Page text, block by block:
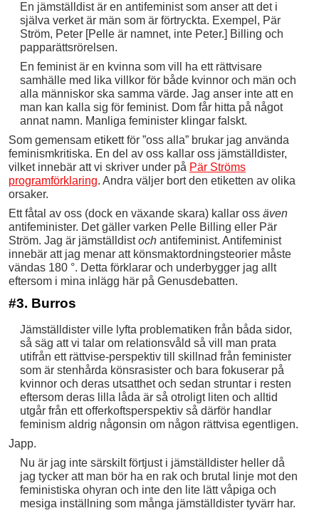
En jämställdist är en antifeminist som anser att det i
själva verket är män som är förtryckta. Exempel, Pär
Ström, Peter [Pelle är namnet, inte Peter.] Billing och
papparättsrörelsen.
En feminist är en kvinna som vill ha ett rättvisare
samhälle med lika villkor för både kvinnor och män och
alla människor ska samma värde. Jag anser inte att en
man kan kalla sig för feminist. Dom får hitta på något
annat namn. Manliga feminister klingar falskt.
Som gemensam etikett för ”oss alla” brukar jag använda
feminismkritiska. En del av oss kallar oss jämställdister,
vilket innebär att vi skriver under på Pär Ströms
programförklaring. Andra väljer bort den etiketten av olika
orsaker.
Ett fåtal av oss (dock en växande skara) kallar oss även
antifeminister. Det gäller varken Pelle Billing eller Pär
Ström. Jag är jämställdistoch antifeminist. Antifeminist
innebär att jag menar att könsmaktordningsteorier måste
vändas 180 °. Detta förklarar och underbygger jag allt
eftersom i mina inlägg här på Genusdebatten.
#3. Burros
Jämställdister ville lyfta problematiken från båda sidor,
så säg att vi talar om relationsvåld så vill man prata
utifrån ett rättvise-perspektiv till skillnad från feminister
som är stenhårda könsrasister och bara fokuserar på
kvinnor och deras utsatthet och sedan struntar i resten
eftersom deras lilla låda är så otroligt liten och alltid
utgår från ett offerkoftsperspektiv så därför handlar
feminism aldrig någonsin om någon rättvisa egentligen.
Japp.
Nu är jag inte särskilt förtjust i jämställdister heller då
jag tycker att man bör ha en rak och brutal linje mot den
feministiska ohyran och inte den lite lätt våpiga och
mesiga inställning som många jämställdister tyvärr har.